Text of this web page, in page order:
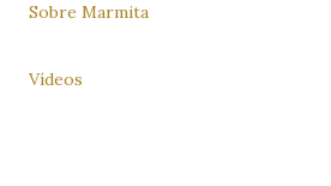
Sobre Marmita
Vídeos